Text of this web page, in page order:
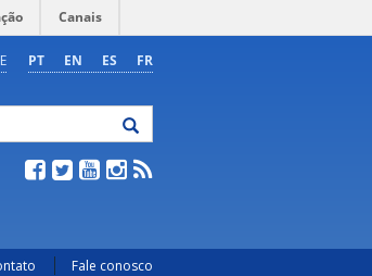
Canais
PT EN ES FR
Fale conosco